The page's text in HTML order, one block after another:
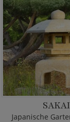
SAKAI
Japanische